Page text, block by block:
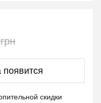
скидки